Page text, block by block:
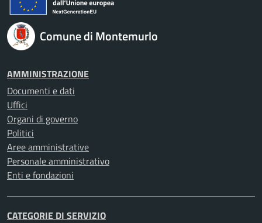
Comune di Montemurlo
AMMINISTRAZIONE
Documenti e dati
Uffici
Organi di governo
Politici
Aree amministrative
Personale amministrativo
Enti e fondazioni
CATEGORIE DI SERVIZIO